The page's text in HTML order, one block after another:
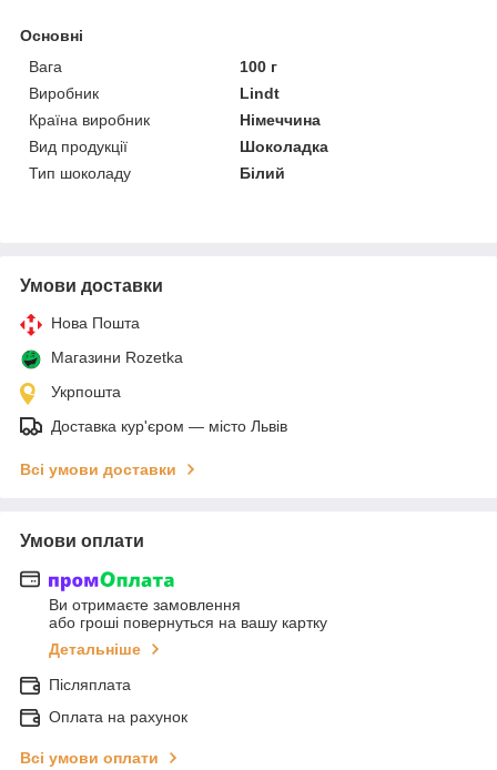
Основні
Вага
100 г
Виробник
Lindt
Країна виробник
Німеччина
Вид продукції
Шоколадка
Тип шоколаду
Білий
Умови доставки
Нова Пошта
Магазини Rozetka
Укрпошта
Доставка кур'єром — місто Львів
Всі умови доставки
Умови оплати
Ви отримаєте замовлення
або гроші повернуться на вашу картку
Детальніше
Післяплата
Оплата на рахунок
Всі умови оплати